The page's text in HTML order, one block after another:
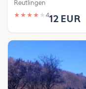
Reutlingen
★ ★ ★ ★ ★ 412 EUR